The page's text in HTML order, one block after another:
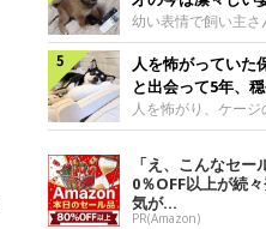
るようなコでし
は、なっちゃんが
された一枚です。
族と一緒におもち
くさん遊んで疲れた
めたそうです。眠
@Pkndg_
くん妹さんになでて
表情を見せる小次
影）。
Twitter）ユーザー
犬・小次郎くん（
は、飼い主さんの
日、飼い主さんは
中、妹さんと公園
「くりくりおめめ
幼い表情で飼い主さ
犬。1才を迎えた現
くなりましたが、
いところもあるそ
かりの小さな慎之
介くん。
@BLACKpurupuru
ん（取材時1才／柴
慎之介くんが生後2
人を怖がってい
と出会って5年、
の姿にグッとくる
人を怖がり、ケージ
犬。家族と出会っ
せ、飼い主さんの
開くようになりま
住犬・ライナちゃ
@lina_and_leona紹
「え、こんなセ
0％OFF以上が続
気が...
PR(Amazon)